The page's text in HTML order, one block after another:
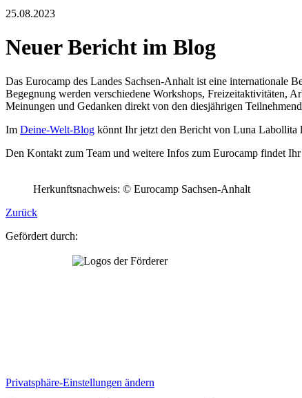
25.08.2023
Neuer Bericht im Blog
Das Eurocamp des Landes Sachsen-Anhalt ist eine internationale
Begegnung werden verschiedene Workshops, Freizeitaktivitäten,
Meinungen und Gedanken direkt von den diesjährigen
Im Deine-Welt-Blog könnt Ihr jetzt den Bericht von Luna Labollita
Den Kontakt zum Team und weitere Infos zum Eurocamp findet Ihr
Herkunftsnachweis: © Eurocamp Sachsen-Anhalt
Zurück
Gefördert durch:
Privatsphäre-Einstellungen ändern